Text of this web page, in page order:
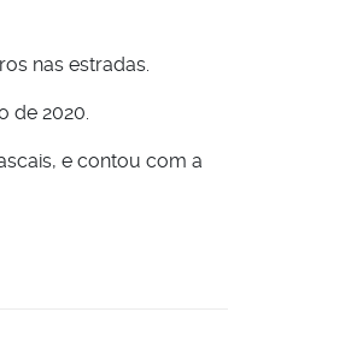
nas estradas.
de 2020.
e contou com a